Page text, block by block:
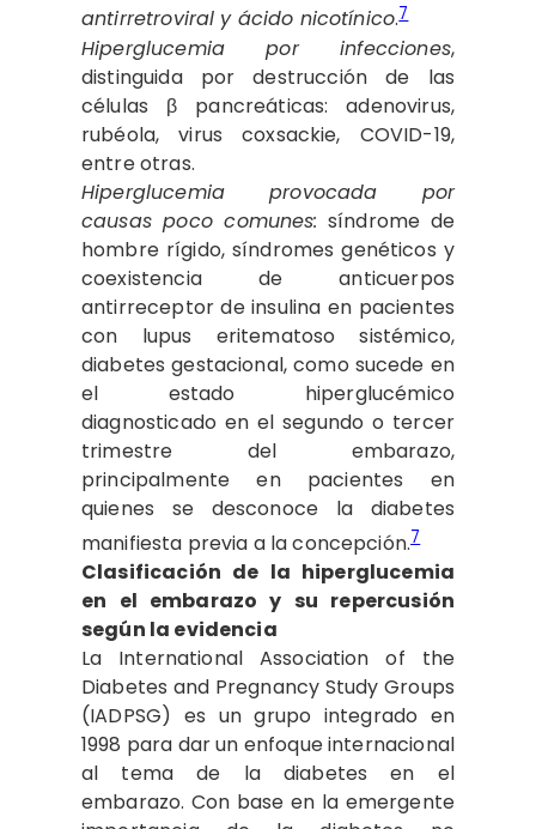
antirretroviral y ácido nicotínico.7
Hiperglucemia por infecciones,
distinguida por destrucción de las
células β pancreáticas: adenovirus,
rubéola, virus coxsackie, COVID-19,
entre otras.
Hiperglucemia provocada por
causas poco comunes: síndrome de
hombre rígido, síndromes genéticos y
coexistencia de anticuerpos
antirreceptor de insulina en pacientes
con lupus eritematoso sistémico,
diabetes gestacional, como sucede en
el estado hiperglucémico
diagnosticado en el segundo o tercer
trimestre del embarazo,
principalmente en pacientes en
quienes se desconoce la diabetes
manifiesta previa a la concepción.7
Clasificación de la hiperglucemia
en el embarazo y su repercusión
según la evidencia
La International Association of the
Diabetes and Pregnancy Study Groups
(IADPSG) es un grupo integrado en
1998 para dar un enfoque internacional
al tema de la diabetes en el
embarazo. Con base en la emergente